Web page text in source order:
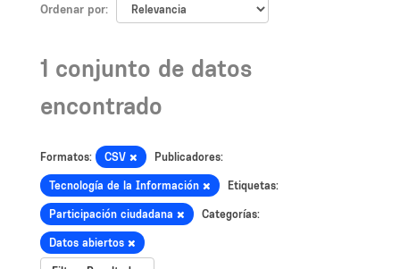
Ordenar por
1 conjunto de datos
encontrado
Formatos: CSV Publicadores:
Tecnología de la Información Etiquetas:
Participación ciudadana Categorías:
Datos abiertos